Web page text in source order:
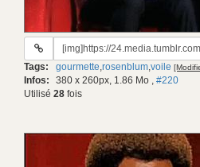
URL
gif:
Tags: gourmette,rosenblum,voile
Infos: 380 x 260px, 1.86 Mo , #220
Utilisé 28 fois